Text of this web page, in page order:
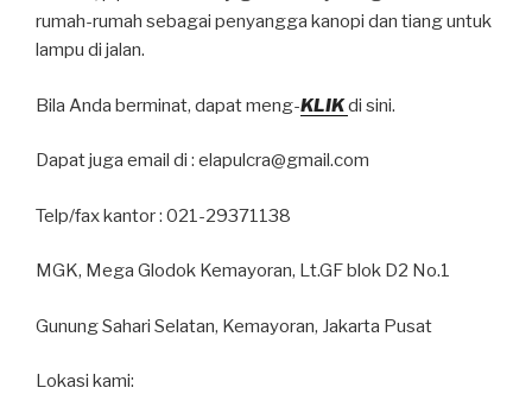
rumah-rumah sebagai penyangga kanopi dan tiang untuk
lampu di jalan.
Bila Anda berminat, dapat meng-KLIKdi sini.
Dapat juga email di : elapulcra@gmail.com
Telp/fax kantor : 021-29371138
MGK, Mega Glodok Kemayoran, Lt.GF blok D2 No.1
Gunung Sahari Selatan, Kemayoran, Jakarta Pusat
Lokasi kami: